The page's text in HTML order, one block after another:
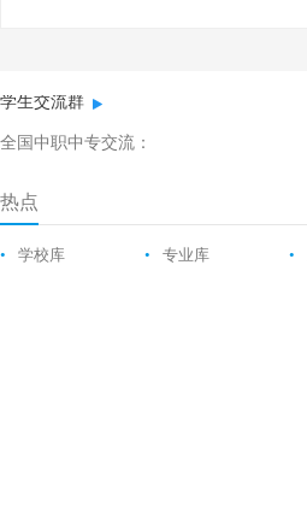
学生交流群
全国中职中专交流：
热点
• 学校库 • 专业库 •